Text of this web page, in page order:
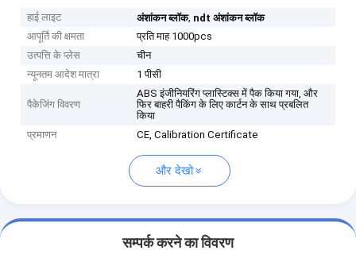
हाई लाइट अंशांकन ब्लॉक, ndt अंशांकन ब्लॉक
आपूर्ति की क्षमता
प्रति माह 1000pcs
उत्पत्ति के प्लेस
चीन
न्यूनतम आदेश मात्रा
1 पीसी
पैकेजिंग विवरण
ABS इंजीनियरिंग प्लास्टिक्स में पैक किया गया, और
फिर बाहरी पैकिंग के लिए कार्टन के साथ प्रबलित
किया
प्रमाणन
CE, Calibration Certificate
और देखो
सम्पर्क करने का विवरण